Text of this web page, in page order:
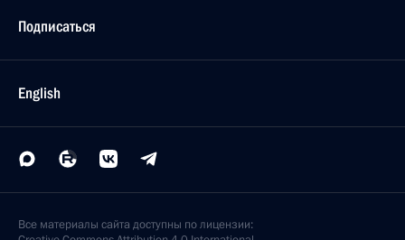
Подписаться
English
Все материалы сайта доступны по лицензии: